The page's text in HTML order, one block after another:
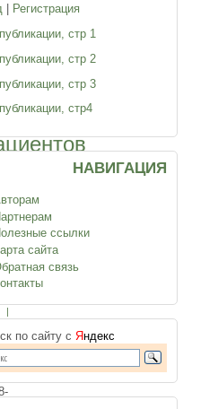
Лечебное
|
болезни
| Регистрация
стр 1
стр 2
стр 3
стр4
НАВИГАЦИЯ
ссылки
сайта
связь
по сайту с Яндекс